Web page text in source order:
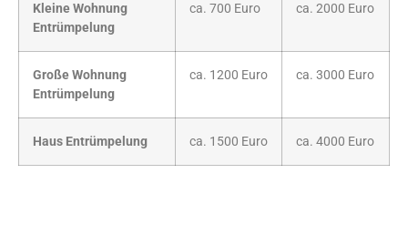
Kleine Wohnung
Entrümpelung
ca. 700 Euro ca. 2000 Euro
Große Wohnung
Entrümpelung
ca. 1200 Euro ca. 3000 Euro
Haus Entrümpelung ca. 1500 Euro ca. 4000 Euro